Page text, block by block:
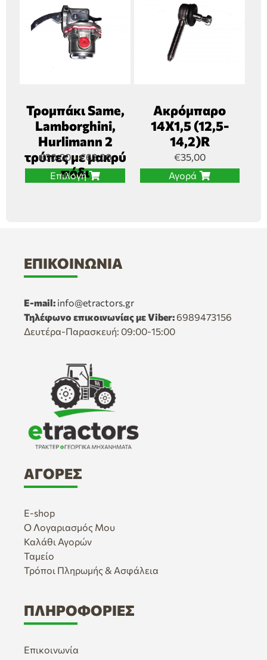
Τρομπάκι Same,
Lamborghini,
Hurlimann 2
τρύπες με μακρύ
πόδι
€30,00–€63,00
Επιλογή
Ακρόμπαρο
14Χ1,5 (12,5-
14,2)R
€35,00
Αγορά
ΕΠΙΚΟΙΝΩΝΊΑ
E-mail: info@etractors.gr
Τηλέφωνο επικοινωνίας με Viber: 6989473156
Δευτέρα-Παρασκευή: 09:00-15:00
ΑΓΟΡΈΣ
E-shop
Ο Λογαριασμός Μου
Καλάθι Αγορών
Ταμείο
Τρόποι Πληρωμής & Ασφάλεια
ΠΛΗΡΟΦΟΡΊΕΣ
Επικοινωνία